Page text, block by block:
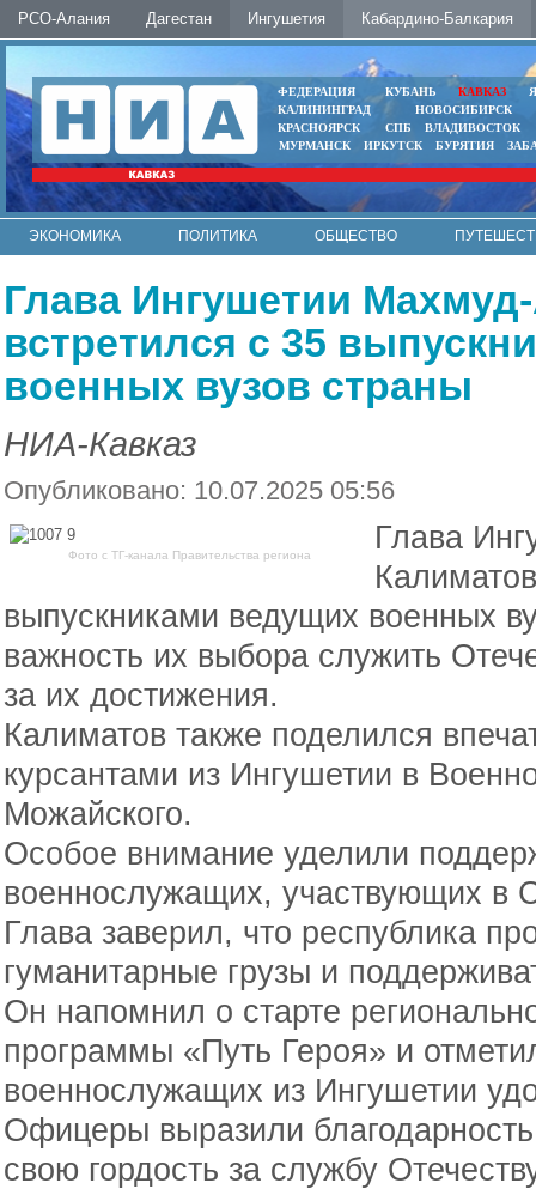
РСО-Алания Дагестан Ингушетия Кабардино-Балкария
ФЕДЕРАЦИЯ КУБАНЬ КАВКАЗ
КАЛИНИНГРАД
НОВОСИБИРСК
КРАСНОЯРСК
СПБ
ВЛАДИВОСТОК
МУРМАНСК
ИРКУТСК БУРЯТИЯ
ЭКОНОМИКА ПОЛИТИКА ОБЩЕСТВО
Глава Ингушетии
встретился с 35
военных вузов страны
НИА-Кавказ
Опубликовано: 10.07.2025 05:56
Фото с ТГ-канала Правительства региона
Глава
выпускниками ведущих военных
важность их выбора служить
за их достижения.
Калиматов также поделился
курсантами из Ингушетии в
Можайского.
Особое внимание уделили
военнослужащих, участвующих в
Глава заверил, что республика
гуманитарные грузы и
Он напомнил о старте
программы «Путь Героя» и
военнослужащих из Ингушетии
Офицеры выразили
свою гордость за службу